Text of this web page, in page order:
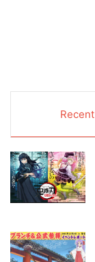
Recent